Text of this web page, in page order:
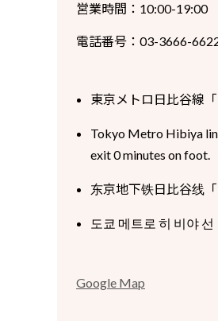
営業時間：10:00-19:00
電話番号：03-3666-
東京メトロ日比谷線
Tokyo Metro Hibiya
exit 0 minutes on foot.
东京地下铁日比谷线
도쿄 메트로 히 비야
Google Map